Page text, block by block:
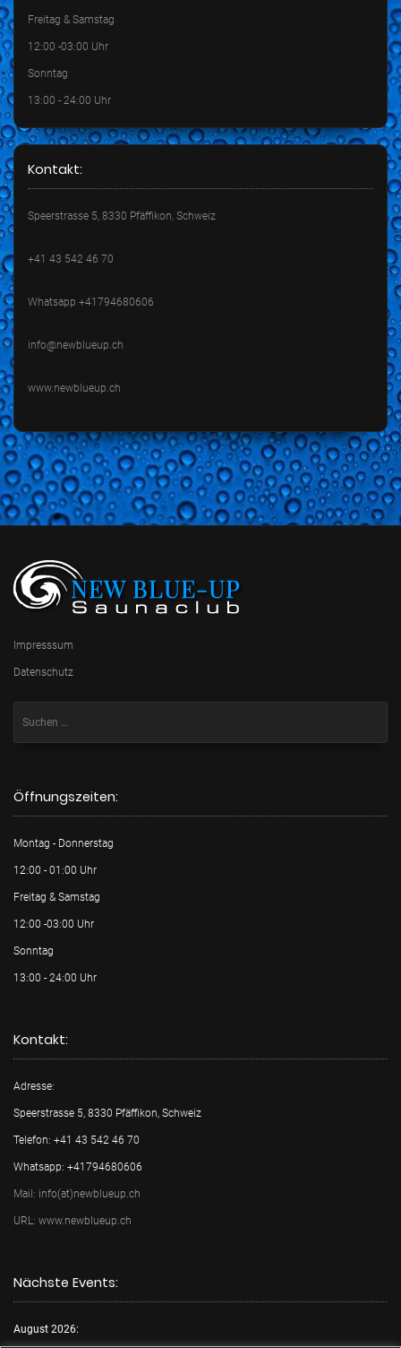
Freitag & Samstag
12:00 -03:00 Uhr
Sonntag
13:00 - 24:00 Uhr
Kontakt:
Speerstrasse 5, 8330 Pfäffikon, Schweiz
+41 43 542 46 70
Whatsapp +41794680606
info@newblueup.ch
www.newblueup.ch
Impresssum
Datenschutz
Öffnungszeiten:
Montag - Donnerstag
12:00 - 01:00 Uhr
Freitag & Samstag
12:00 -03:00 Uhr
Sonntag
13:00 - 24:00 Uhr
Kontakt:
Adresse:
Speerstrasse 5, 8330 Pfäffikon, Schweiz
Telefon: +41 43 542 46 70
Whatsapp: +41794680606
Mail: info(at)newblueup.ch
URL: www.newblueup.ch
Nächste Events:
August 2026: